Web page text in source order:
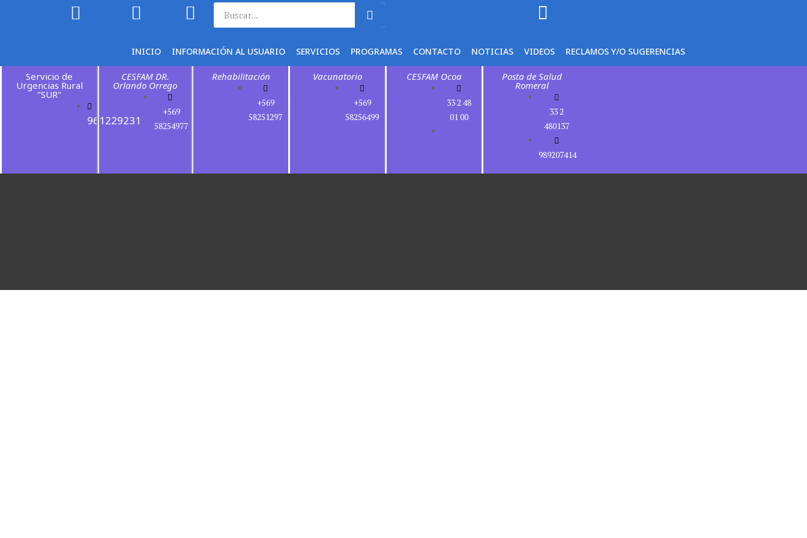
INICIO INFORMACIÓN AL USUARIO SERVICIOS PROGRAMAS CONTACTO NOTICIAS VIDEOS RECLAMOS Y/O SUGERENCIAS
Servicio de
Urgencias Rural
"SUR"
961229231
CESFAM DR.
Orlando Orrego
+569
58254977
Rehabilitación
+569
58251297
Vacunatorio
+569
58256499
CESFAM Ocoa
33 2 48
01 00
Posta de Salud
Romeral
33 2
480137
989207414